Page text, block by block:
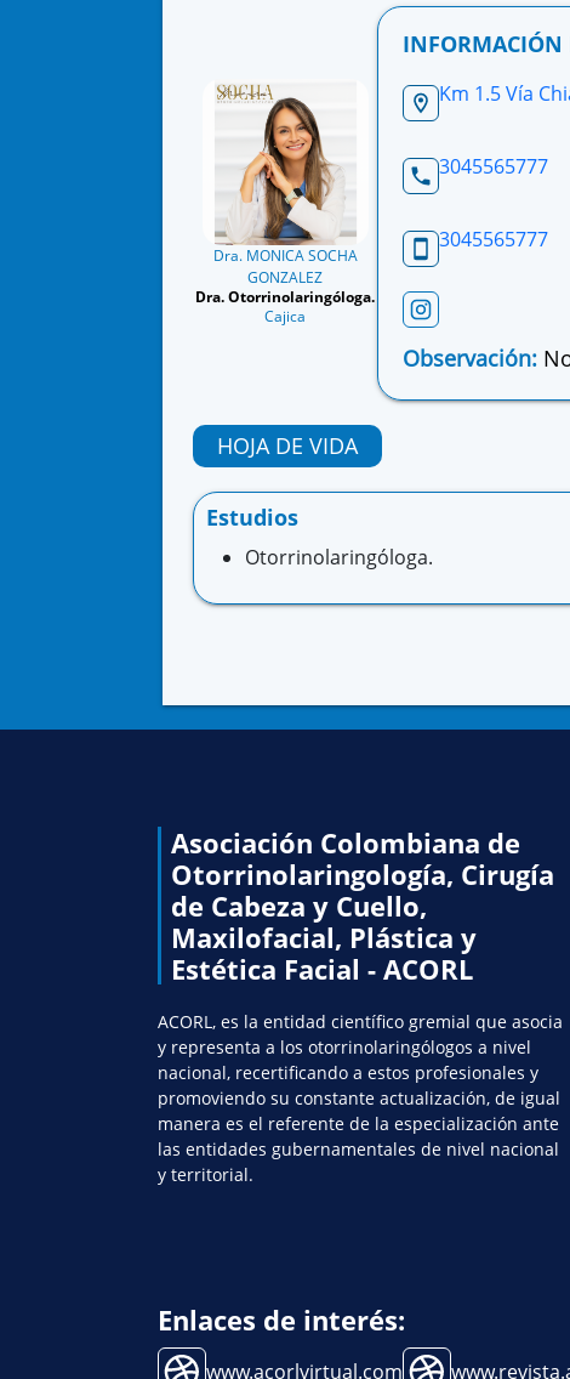
Dra. MONICA SOCHA
GONZALEZ
Dra. Otorrinolaringóloga.
Cajica
INFORMACIÓN
Km 1.5 Vía
3045565777
3045565777
Observación:
HOJA DE VIDA
Estudios
Otorrinolaringóloga.
Asociación Colombiana de
Otorrinolaringología, Cirugía
de Cabeza y Cuello,
Maxilofacial, Plástica y
Estética Facial - ACORL
ACORL, es la entidad científico gremial que asocia
y representa a los otorrinolaringólogos a nivel
nacional, recertificando a estos profesionales y
promoviendo su constante actualización, de igual
manera es el referente de la especialización ante
las entidades gubernamentales de nivel nacional
y territorial.
Enlaces de interés:
www.acorlvirtual.com